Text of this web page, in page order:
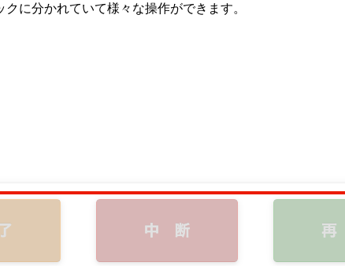
に分かれていて様々な操作ができます。